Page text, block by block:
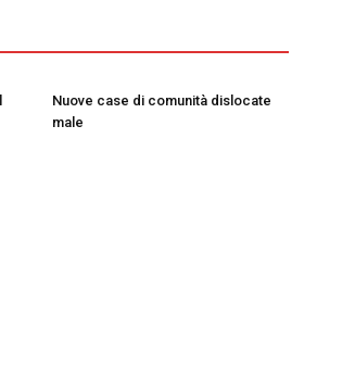
Nuove case di comunità dislocate
male